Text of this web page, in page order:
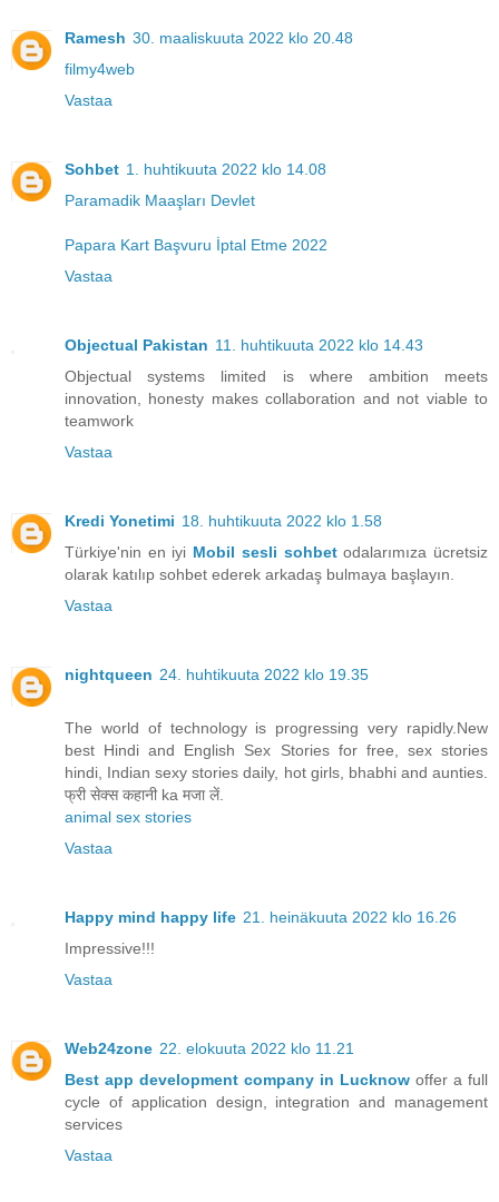
Ramesh 30. maaliskuuta 2022 klo 20.48
filmy4web
Vastaa
Sohbet 1. huhtikuuta 2022 klo 14.08
Paramadik Maaşları Devlet
Papara Kart Başvuru İptal Etme 2022
Vastaa
Objectual Pakistan 11. huhtikuuta 2022 klo 14.43
Objectual systems limited is where ambition meets
innovation, honesty makes collaboration and not viable to
teamwork
Vastaa
Kredi Yonetimi 18. huhtikuuta 2022 klo 1.58
Türkiye'nin en iyi Mobil sesli sohbetodalarımıza ücretsiz
olarak katılıp sohbet ederek arkadaş bulmaya başlayın.
Vastaa
nightqueen 24. huhtikuuta 2022 klo 19.35
The world of technology is progressing very rapidly.New
best Hindi and English Sex Stories for free, sex stories
hindi, Indian sexy stories daily, hot girls, bhabhi and aunties.
फ्री सेक्स कहानी ka मजा लें.
animal sex stories
Vastaa
Happy mind happy life 21. heinäkuuta 2022 klo 16.26
Impressive!!!
Vastaa
Web24zone 22. elokuuta 2022 klo 11.21
Best app development company in Lucknow offer a full
cycle of application design, integration and management
services
Vastaa